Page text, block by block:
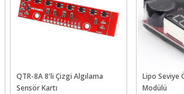
QTR-8A 8'li Çizgi Algılama
Sensör Kartı
Lipo Seviye
Modülü